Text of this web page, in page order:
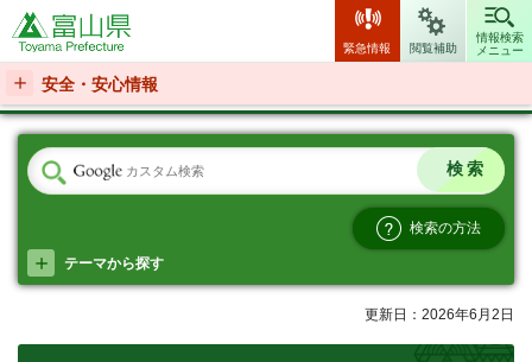
富山県
緊急情報 閲覧補助
情報検索
メニュー
安全・安心情報
検索の方法
テーマから探す
更新日：2026年6月2日